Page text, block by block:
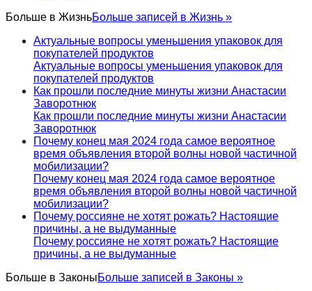
Больше в ЖизньБольше записей в Жизнь »
Актуальные вопросы уменьшения упаковок для
покупателей продуктов
Актуальные вопросы уменьшения упаковок для
покупателей продуктов
Как прошли последние минуты жизни Анастасии
Заворотнюк
Как прошли последние минуты жизни Анастасии
Заворотнюк
Почему конец мая 2024 года самое вероятное
время объявления второй волны новой частичной
мобилизации?
Почему конец мая 2024 года самое вероятное
время объявления второй волны новой частичной
мобилизации?
Почему россияне не хотят рожать? Настоящие
причины, а не выдуманные
Почему россияне не хотят рожать? Настоящие
причины, а не выдуманные
Больше в ЗаконыБольше записей в Законы »